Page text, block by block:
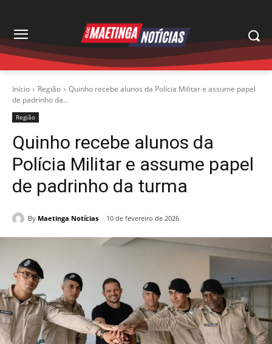
Início Região
Quinho recebe alunos da Polícia Militar e assume papel
de padrinho da...
Região
Quinho recebe alunos da
Polícia Militar e assume papel
de padrinho da turma
By Maetinga Notícias 10 de fevereiro de 2026